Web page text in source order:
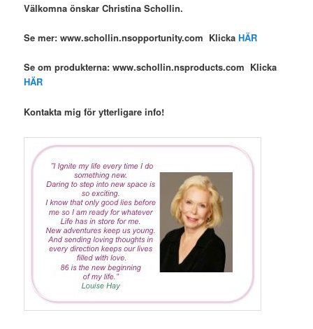
Välkomna önskar Christina Schollin.
Se mer: www.schollin.nsopportunity.com KlickaHÄR
Se om produkterna: www.schollin.nsproducts.com Klicka
HÄR
Kontakta mig för ytterligare info!